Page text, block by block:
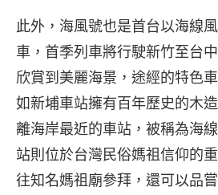
此外，海風號也是首台以海線
車，首季列車將行駛新竹至台
欣賞到美麗海景，途經的特色
如新埔車站擁有百年歷史的木
離海岸最近的車站，被稱為海
站則位於台灣民俗媽祖信仰的
往知名媽祖廟參拜，還可以品